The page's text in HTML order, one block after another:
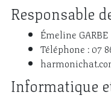
Responsable
Émeline GARBE
Téléphone : 07
Informatique